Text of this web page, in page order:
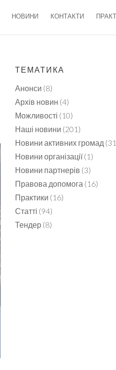
НОВИНИ КОНТАКТИ
ТЕМАТИКА
Анонси (8)
Архів новин (4)
Можливості (10)
Наші новини (201)
Новини активних громад
Новини організації(1)
Новини партнерів (3)
Правова допомога (16)
Практики (16)
Статті (94)
Тендер (8)